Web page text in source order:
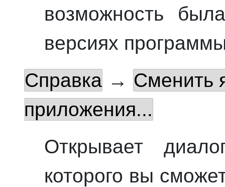
возможность
версиях
Справка → Сменить
приложения...
Открывает
которого вы